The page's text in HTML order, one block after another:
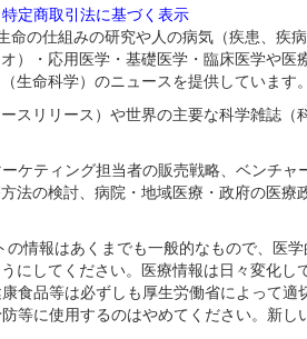
特定商取引法に基づく表示
の仕組みの研究や人の病気（疾患、疾
・応用医学・基礎医学・臨床医学や
生命科学）のニュースを提供しています
スリリース）や世界の主要な科学雑誌
ケティング担当者の販売戦略、ベンチ
の検討、病院・地域医療・政府の医
情報はあくまでも一般的なもので、医
にしてください。医療情報は日々変化
食品等は必ずしも厚生労働省によって
等に使用するのはやめてください。新